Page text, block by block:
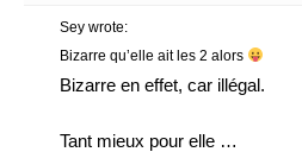
Sey wrote:
Bizarre qu’elle ait les 2 alors
Bizarre en effet, car illégal.
Tant mieux pour elle …